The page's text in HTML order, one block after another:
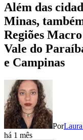
Além das
Minas,
Regiões
Vale do
e Campinas
Por
há 1 mês